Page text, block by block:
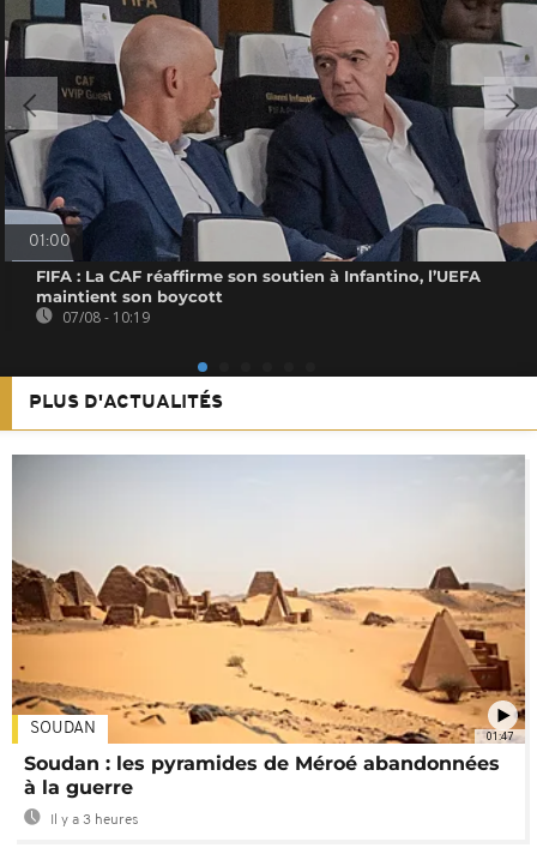
01:00
FIFA : La CAF réaffirme son soutien à Infantino, l’UEFA
maintient son boycott
07/08 - 10:19
PLUS D'ACTUALITÉS
01:47
SOUDAN
Soudan : les pyramides de Méroé abandonnées
à la guerre
Il y a 3 heures